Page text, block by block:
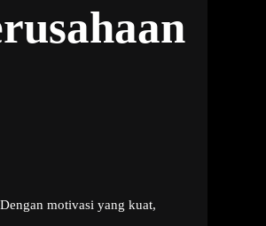
motivasi yang kuat,